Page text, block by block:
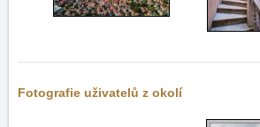
Fotografie uživatelů z okolí